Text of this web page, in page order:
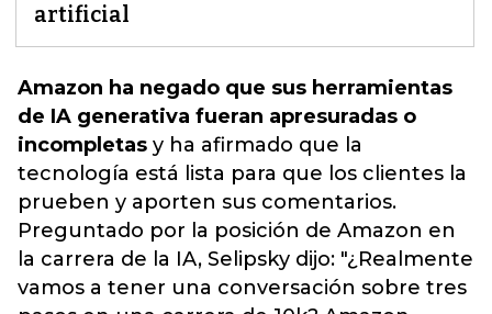
artificial
Amazon ha negado que sus herramientas
de IA generativa fueran apresuradas o
incompletas y ha afirmado que la
tecnología está lista para que los clientes la
prueben y aporten sus comentarios.
Preguntado por la posición de Amazon en
la carrera de la IA, Selipsky dijo: "¿Realmente
vamos a tener una conversación sobre tres